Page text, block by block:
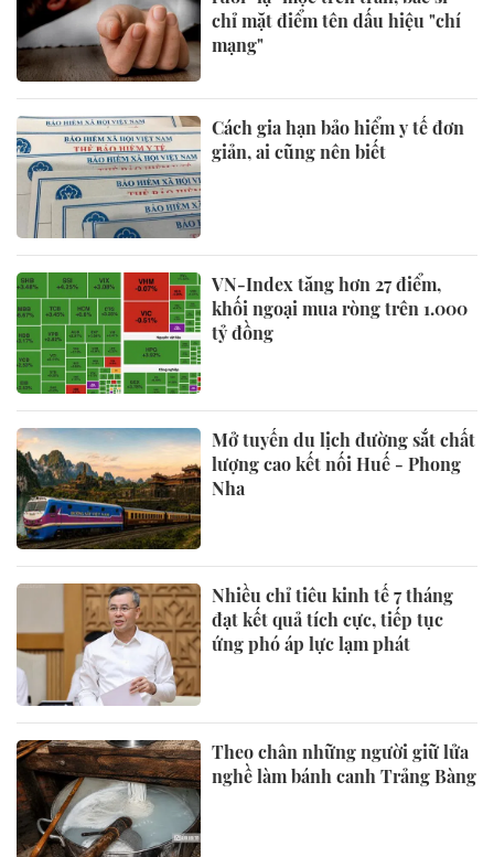
chỉ mặt điểm tên dấu hiệu "chí
mạng"
Cách gia hạn bảo hiểm y tế đơn
giản, ai cũng nên biết
VN-Index tăng hơn 27 điểm,
khối ngoại mua ròng trên 1.000
tỷ đồng
Mở tuyến du lịch đường sắt chất
lượng cao kết nối Huế - Phong
Nha
Nhiều chỉ tiêu kinh tế 7 tháng
đạt kết quả tích cực, tiếp tục
ứng phó áp lực lạm phát
Theo chân những người giữ lửa
nghề làm bánh canh Trảng Bàng